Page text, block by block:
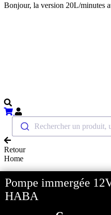
Bonjour, la version 20L/minutes
Pompe immergée
HABA
Rechercher un produit,
Retour
Home
Tous nos Accessoires